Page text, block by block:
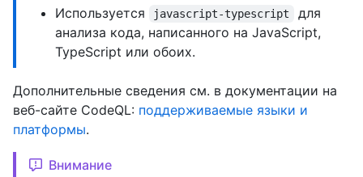
Используется
javascript-typescript
для
анализа кода, написанного на JavaScript,
TypeScript или обоих.
Дополнительные сведения см. в документации на
веб-сайте CodeQL: поддерживаемые языки и
платформы.
Внимание